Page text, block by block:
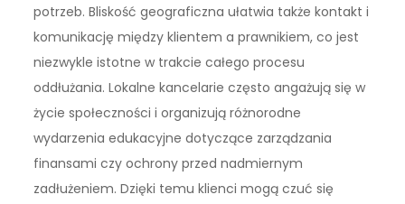
potrzeb. Bliskość geograficzna ułatwia także kontakt i
komunikację między klientem a prawnikiem, co jest
niezwykle istotne w trakcie całego procesu
oddłużania. Lokalne kancelarie często angażują się w
życie społeczności i organizują różnorodne
wydarzenia edukacyjne dotyczące zarządzania
finansami czy ochrony przed nadmiernym
zadłużeniem. Dzięki temu klienci mogą czuć się